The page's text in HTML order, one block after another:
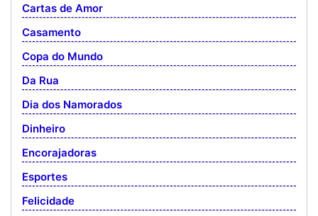
Cartas de Amor
Casamento
Copa do Mundo
Da Rua
Dia dos Namorados
Dinheiro
Encorajadoras
Esportes
Felicidade